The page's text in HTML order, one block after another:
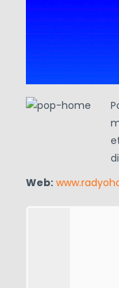
Web: